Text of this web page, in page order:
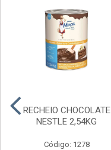
RECHEIO CHOCOLATE
NESTLE 2,54KG
Código: 1278